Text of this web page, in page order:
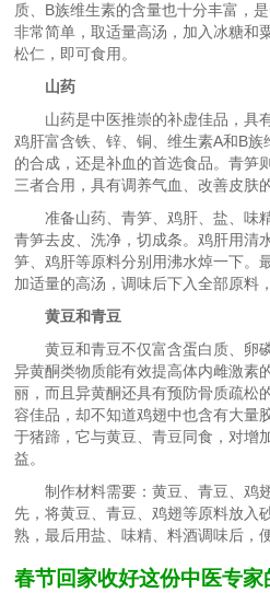
质、B族维生素的含量也十分丰富，
非常简单，取适量高汤，加入冰糖和
松仁，即可食用。
山药
山药是中医推崇的补虚佳品，具有
鸡肝富含铁、锌、铜、维生素A和B
的合成，还是补血的首选食品。青笋
三者合用，具有调养气血、改善皮肤
准备山药、青笋、鸡肝、盐、味精
青笋去皮、洗净，切成条。鸡肝用清
笋、鸡肝等原料分别用沸水焯一下。
加适量的高汤，调味后下入全部原料
黄豆和青豆
黄豆和青豆不仅富含蛋白质、卵
异黄酮类物质能有效提高体内雌激素
丽，而且异黄酮还具有预防骨质疏松
容佳品，却不知道鸡翅中也含有大量
于猪蹄，它与黄豆、青豆同食，对增
益。
制作材料需要：黄豆、青豆、鸡
先，将黄豆、青豆、鸡翅等原料放入
熟，最后用盐、味精、料酒调味后，
春节回家收好这份中医专家